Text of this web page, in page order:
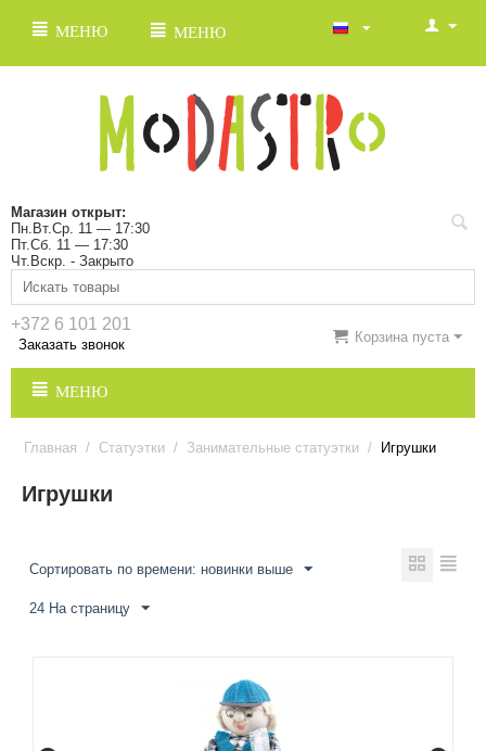
МЕНЮ МЕНЮ
Магазин открыт:
Пн.Вт.Ср. 11 — 17:30
Пт.Сб. 11 — 17:30
Чт.Вскр. - Закрыто
+372 6 101 201
Заказать звонок Корзина пуста
МЕНЮ
Главная / Статуэтки / Занимательные статуэтки / Игрушки
Игрушки
Сортировать по времени: новинки выше
24 На страницу